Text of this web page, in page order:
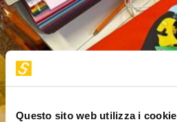
Questo sito web utilizza i cookie